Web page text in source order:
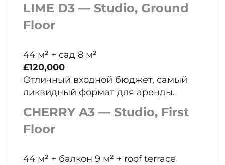
LIME D3 — Studio, Ground
Floor
44 м² + сад 8 м²
£120,000
Отличный входной бюджет, самый
ликвидный формат для аренды.
CHERRY A3 — Studio, First
Floor
44 м² + балкон 9 м² + roof terrace